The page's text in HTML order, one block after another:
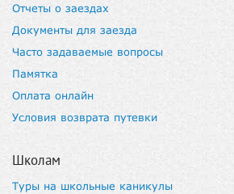
Отчеты о заездах
Документы для заезда
Часто задаваемые вопросы
Памятка
Оплата онлайн
Условия возврата путевки
Школам
Туры на школьные каникулы